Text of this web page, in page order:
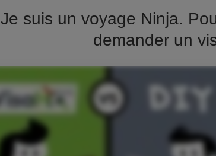
Je suis un voyage Ninja.
demander un